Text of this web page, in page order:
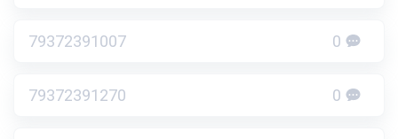
79372391007 0
79372391270 0